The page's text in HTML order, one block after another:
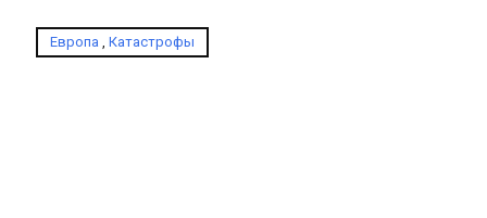
Европа , Катастрофы